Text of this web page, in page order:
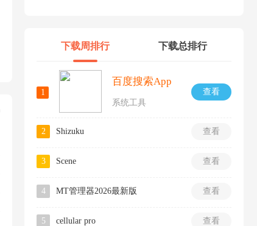
下载周排行 下载总排行
1 查看
百度搜索App
系统工具
2 查看
Shizuku
3 查看
Scene
4 查看
MT管理器2026最新版
5 查看
cellular pro